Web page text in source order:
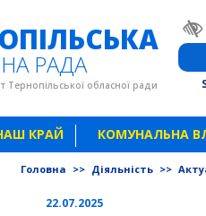
РАДА
Тернопільської обласної ради
КРАЙ КОМУНАЛЬНА
Головна >> Діяльність >>
22.07.2025